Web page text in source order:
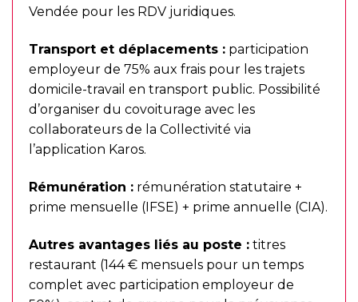
Vendée pour les RDV juridiques.
Transport et déplacements : participation
employeur de 75% aux frais pour les trajets
domicile-travail en transport public. Possibilité
d’organiser du covoiturage avec les
collaborateurs de la Collectivité via
l’application Karos.
Rémunération : rémunération statutaire +
prime mensuelle (IFSE) + prime annuelle (CIA).
Autres avantages liés au poste : titres
restaurant (144 € mensuels pour un temps
complet avec participation employeur de